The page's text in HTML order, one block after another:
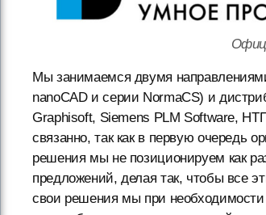
Мы занимаемся двумя
nanoCAD и серии NormaCS) и
Graphisoft, Siemens PLM Software,
связанно, так как в первую очередь
решения мы не позиционируем как
предложений, делая так, чтобы все
свои решения мы при необходимости